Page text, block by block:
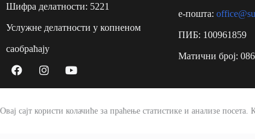
Овај сајт користи колачиће за праћење статистике и анализе
Шифра делатности: 5221
Услужне делатности у копненом
саобраћају
e-пошта:
ПИБ: 100961859
Матични број: